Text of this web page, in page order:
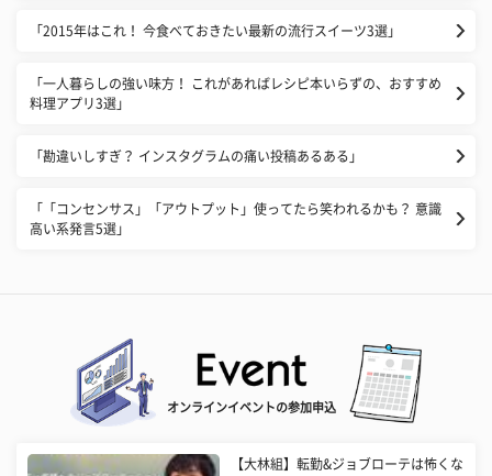
「2015年はこれ！ 今食べておきたい最新の流行スイーツ3選」
「一人暮らしの強い味方！ これがあればレシピ本いらずの、おすすめ
料理アプリ3選」
「勘違いしすぎ？ インスタグラムの痛い投稿あるある」
「「コンセンサス」「アウトプット」使ってたら笑われるかも？ 意識
高い系発言5選」
オンラインイベントの参加申込
【大林組】転勤&ジョブローテは怖くな